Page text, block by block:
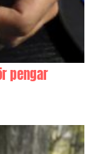
pengar